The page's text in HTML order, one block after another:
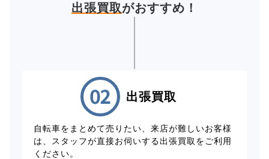
出張買取がおすすめ！
出張買取
自転車をまとめて売りたい、来店が難しいお客様
は、スタッフが直接お伺いする出張買取をご利用
ください。